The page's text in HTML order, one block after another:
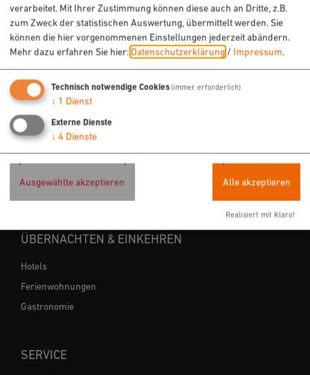
URLAUB & FREIZEIT
Wandern
Freizeit
Veranstaltungen
ÜBERNACHTEN & EINKEHREN
Hotels
Ferienwohnungen
Gastronomie
SERVICE
verarbeitet. Mit Ihrer Zustimmung können diese auch an Dritte, z.B.
zum Zweck der statistischen Auswertung, übermittelt werden. Sie
können die hier vorgenommenen Einstellungen jederzeit abändern.
Mehr dazu erfahren Sie hier: Datenschutzerklärung / Impressum.
Technisch notwendige Cookies(immer erforderlich)
↓ 1 Dienst
Externe Dienste
↓ 4 Dienste
Ausgewählte akzeptieren Alle akzeptieren
Realisiert mit Klaro!